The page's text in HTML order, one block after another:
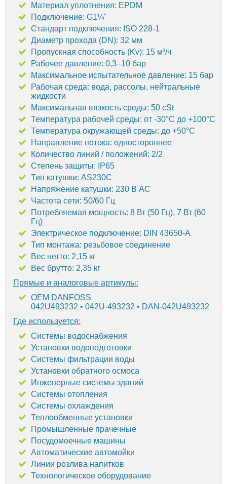
Материал уплотнения: EPDM
Подключение: G1¼"
Стандарт подключения: ISO 228-1
Диаметр прохода (DN): 32 мм
Пропускная способность (Kv): 15 м³/ч
Рабочее давление: 0,3–10 бар
Максимальное испытательное давление: 15 бар
Рабочая среда: вода, рассолы, нейтральные
жидкости
Максимальная вязкость среды: 50 cSt
Температура рабочей среды: от -30°C до +100°C
Температура окружающей среды: до +50°C
Направление потока: одностороннее
Количество линий / положений: 2/2
Степень защиты: IP65
Тип катушки: AS230C
Напряжение катушки: 230 В AC
Частота сети: 50/60 Гц
Потребляемая мощность: 8 Вт (50 Гц), 7 Вт (60
Гц)
Электрическое подключение: DIN 43650-A
Тип монтажа: резьбовое соединение
Вес нетто: 2,15 кг
Вес брутто: 2,35 кг
Прямые и аналоговые артикулы:
OEM DANFOSS
042U493232 • 042U-493232 • DAN-042U493232
Где используется:
Системы водоснабжения
Установки водоподготовки
Системы фильтрации воды
Установки обратного осмоса
Инженерные системы зданий
Системы отопления
Системы охлаждения
Теплообменные установки
Промышленные прачечные
Посудомоечные машины
Автоматические автомойки
Линии розлива напитков
Технологическое оборудование